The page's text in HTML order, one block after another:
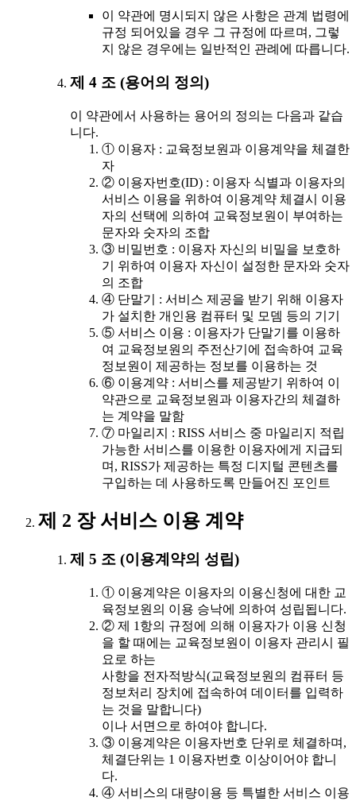
이 약관에 명시되지 않은 사항은 관계 법령에
규정 되어있을 경우 그 규정에 따르며, 그렇
지 않은 경우에는 일반적인 관례에 따릅니다.
제 4 조 (용어의 정의)
이 약관에서 사용하는 용어의 정의는 다음과 같습
니다.
① 이용자 : 교육정보원과 이용계약을 체결한
자
② 이용자번호(ID) : 이용자 식별과 이용자의
서비스 이용을 위하여 이용계약 체결시 이용
자의 선택에 의하여 교육정보원이 부여하는
문자와 숫자의 조합
③ 비밀번호 : 이용자 자신의 비밀을 보호하
기 위하여 이용자 자신이 설정한 문자와 숫자
의 조합
④ 단말기 : 서비스 제공을 받기 위해 이용자
가 설치한 개인용 컴퓨터 및 모뎀 등의 기기
⑤ 서비스 이용 : 이용자가 단말기를 이용하
여 교육정보원의 주전산기에 접속하여 교육
정보원이 제공하는 정보를 이용하는 것
⑥ 이용계약 : 서비스를 제공받기 위하여 이
약관으로 교육정보원과 이용자간의 체결하
는 계약을 말함
⑦ 마일리지 : RISS 서비스 중 마일리지 적립
가능한 서비스를 이용한 이용자에게 지급되
며, RISS가 제공하는 특정 디지털 콘텐츠를
구입하는 데 사용하도록 만들어진 포인트
제 2 장 서비스 이용 계약
제 5 조 (이용계약의 성립)
① 이용계약은 이용자의 이용신청에 대한 교
육정보원의 이용 승낙에 의하여 성립됩니다.
② 제 1항의 규정에 의해 이용자가 이용 신청
을 할 때에는 교육정보원이 이용자 관리시 필
요로 하는
사항을 전자적방식(교육정보원의 컴퓨터 등
정보처리 장치에 접속하여 데이터를 입력하
는 것을 말합니다)
이나 서면으로 하여야 합니다.
③ 이용계약은 이용자번호 단위로 체결하며,
체결단위는 1 이용자번호 이상이어야 합니
다.
④ 서비스의 대량이용 등 특별한 서비스 이용